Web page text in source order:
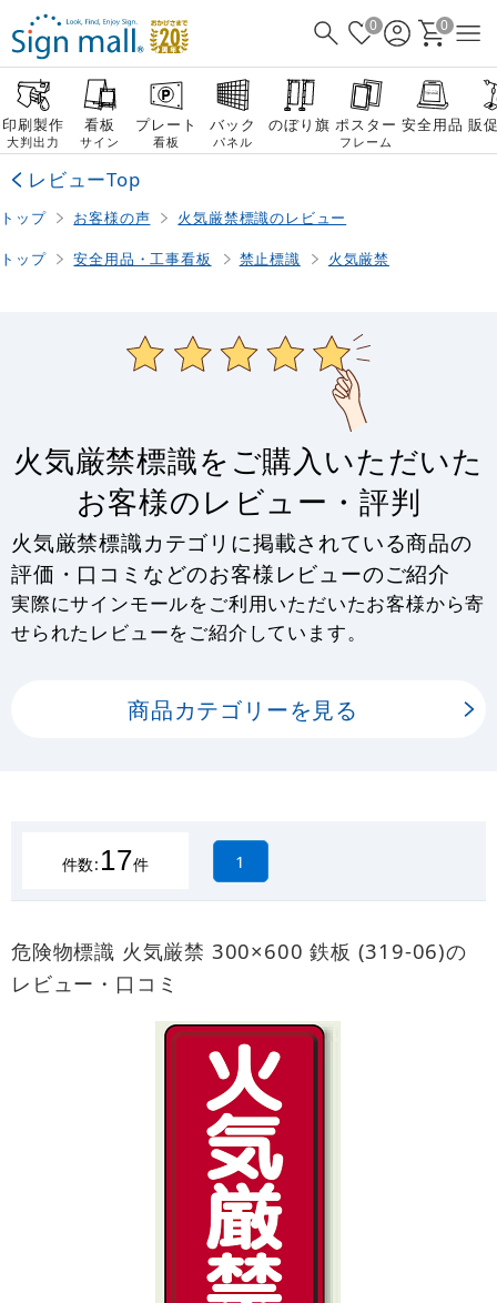
0 0
印刷製作
大判出力
看板
サイン
プレート
看板
バック
パネル
のぼり旗 ポスター
フレーム
安全用品 販
レビューTop
トップ お客様の声 火気厳禁標識のレビュー
トップ 安全用品・工事看板 禁止標識 火気厳禁
火気厳禁標識をご購入いただいた
お客様のレビュー・評判
火気厳禁標識カテゴリに掲載されている商品の
評価・口コミなどのお客様レビューのご紹介
実際にサインモールをご利用いただいたお客様から寄
せられたレビューをご紹介しています。
商品カテゴリーを見る
件数: 17件 1
危険物標識 火気厳禁 300×600 鉄板 (319-06)の
レビュー・口コミ